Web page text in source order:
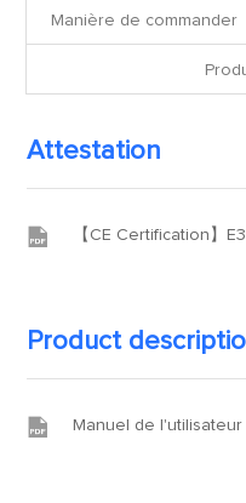
Manière de commander
Attestation
 【CE Certification】
Product descriptio
 Manuel de l'utilisateur